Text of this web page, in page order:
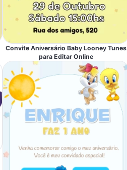
Convite Aniversário Baby Looney Tunes
para Editar Online